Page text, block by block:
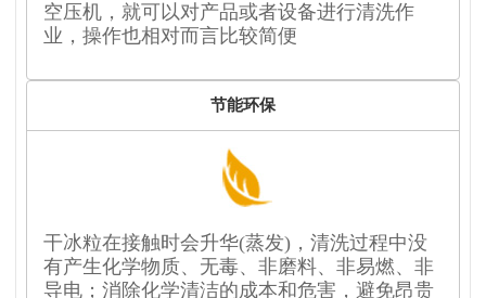
空压机，就可以对产品或者设备进行清洗作
业，操作也相对而言比较简便
节能环保
干冰粒在接触时会升华(蒸发)，清洗过程中没
有产生化学物质、无毒、非磨料、非易燃、非
导电；消除化学清洁的成本和危害，避免昂贵